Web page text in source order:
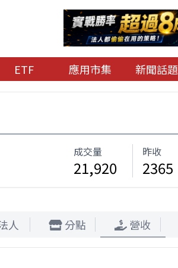
ETF 應用市集 新聞話題
成交量
21,920
昨收
2365
人 分點 營收